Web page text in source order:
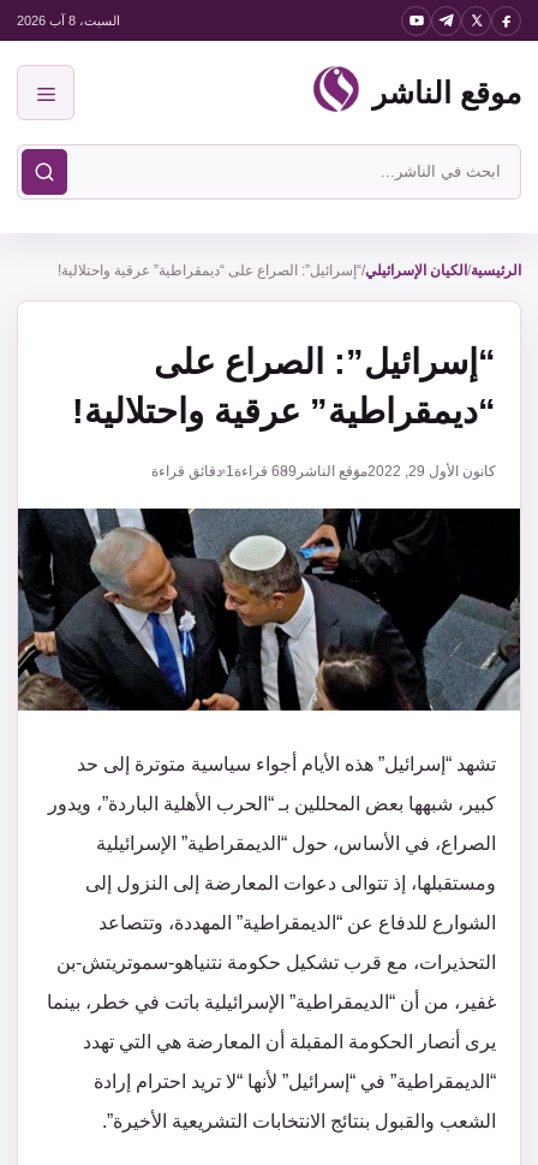
انتقل
المحتوى
السبت، 8 آب 2026
موقع الناشر
ابحث
في
الناشر
الرئيسية/ الكيان الإسرائيلي/“إسرائيل”: الصراع على “ديمقراطية” عرقية واحتلالية!
“إسرائيل”: الصراع على
“ديمقراطية” عرقية واحتلالية!
كانون الأول 29, 2022 موقع الناشر 689 قراءة1 دقائق قراءة
تشهد “إسرائيل” هذه الأيام أجواء سياسية متوترة إلى حد
كبير، شبهها بعض المحللين بـ “الحرب الأهلية الباردة”، ويدور
الصراع، في الأساس، حول “الديمقراطية” الإسرائيلية
ومستقبلها، إذ تتوالى دعوات المعارضة إلى النزول إلى
الشوارع للدفاع عن “الديمقراطية” المهددة، وتتصاعد
التحذيرات، مع قرب تشكيل حكومة نتنياهو-سموتريتش-بن
غفير، من أن “الديمقراطية” الإسرائيلية باتت في خطر، بينما
يرى أنصار الحكومة المقبلة أن المعارضة هي التي تهدد
“الديمقراطية” في “إسرائيل” لأنها “لا تريد احترام إرادة
الشعب والقبول بنتائج الانتخابات التشريعية الأخيرة”.